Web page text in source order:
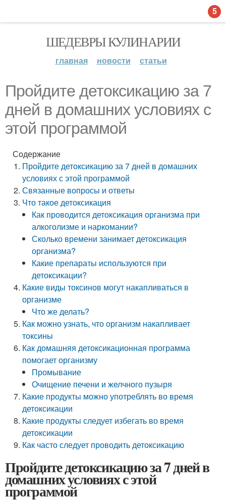
ШЕДЕВРЫ КУЛИНАРИИ
главная новости статьи
Пройдите детоксикацию за 7
дней в домашних условиях с
этой программой
Содержание
Пройдите детоксикацию за 7 дней в домашних
условиях с этой программой
Связанные вопросы и ответы
Что такое детоксикация
Как проводится детоксикация организма при
алкоголизме и наркомании?
Сколько времени занимает детоксикация
организма?
Какие препараты используются при
детоксикации?
Какие виды токсинов могут накапливаться в
организме
Что же делать?
Как можно узнать, что организм накапливает
токсины
Как домашняя детоксикационная программа
помогает организму
Промывание
Очищение печени и желчного пузыря
Какие продукты можно употреблять во время
детоксикации
Какие продукты следует избегать во время
детоксикации
Как часто следует проводить детоксикацию
Пройдите детоксикацию за 7 дней в
домашних условиях с этой
программой
5